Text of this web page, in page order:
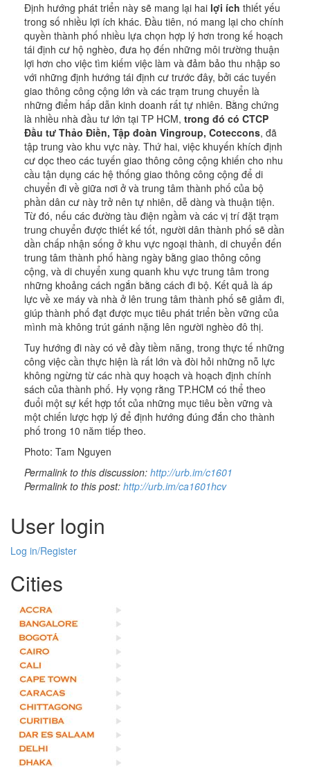
Định hướng phát triển này sẽ mang lại hai lợi ích thiết yếu
trong số nhiều lợi ích khác. Đầu tiên, nó mang lại cho chính
quyền thành phố nhiều lựa chọn hợp lý hơn trong kế hoạch
tái định cư hộ nghèo, đưa họ đến những môi trường thuận
lợi hơn cho việc tìm kiếm việc làm và đảm bảo thu nhập so
với những định hướng tái định cư trước đây, bởi các tuyến
giao thông công cộng lớn và các trạm trung chuyển là
những điểm hấp dẫn kinh doanh rất tự nhiên. Bằng chứng
là nhiều nhà đầu tư lớn tại TP HCM, trong đó có CTCP
Đầu tư Thảo Điền, Tập đoàn Vingroup, Coteccons, đã
tập trung vào khu vực này. Thứ hai, việc khuyến khích định
cư dọc theo các tuyến giao thông công cộng khiến cho nhu
cầu tận dụng các hệ thống giao thông công cộng để di
chuyển đi về giữa nơi ở và trung tâm thành phố của bộ
phần dân cư này trở nên tự nhiên, dễ dàng và thuận tiện.
Từ đó, nếu các đường tàu điện ngầm và các vị trí đặt trạm
trung chuyển được thiết kế tốt, người dân thành phố sẽ dần
dần chấp nhận sống ở khu vực ngoại thành, di chuyển đến
trung tâm thành phố hàng ngày bằng giao thông công
cộng, và di chuyển xung quanh khu vực trung tâm trong
những khoảng cách ngắn bằng cách đi bộ. Kết quả là áp
lực về xe máy và nhà ở lên trung tâm thành phố sẽ giảm đi,
giúp thành phố đạt được mục tiêu phát triển bền vững của
mình mà không trút gánh nặng lên người nghèo đô thị.
Tuy hướng đi này có vẻ đầy tiềm năng, trong thực tế những
công việc cần thực hiện là rất lớn và đòi hỏi những nỗ lực
không ngừng từ các nhà quy hoạch và hoạch định chính
sách của thành phố. Hy vọng rằng TP.HCM có thể theo
đuổi một sự kết hợp tốt của những mục tiêu bền vững và
một chiến lược hợp lý để định hướng đúng đắn cho thành
phố trong 10 năm tiếp theo.
Photo: Tam Nguyen
Permalink to this discussion: http://urb.im/c1601
Permalink to this post: http://urb.im/ca1601hcv
User login
Log in/Register
Cities